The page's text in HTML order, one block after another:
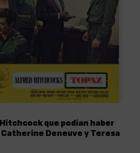
Hitchcock que podían haber
Deneuve y Teresa